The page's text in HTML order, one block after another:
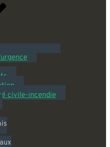
civile-incendie